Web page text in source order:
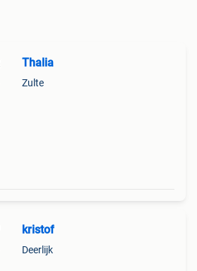
Thalia
Zulte
kristof
Deerlijk